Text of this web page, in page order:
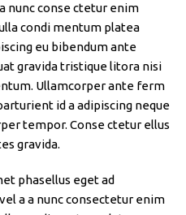
nunc conse ctetur enim
condi mentum platea
eu bibendum ante
gravida tristique litora nisi
Ullamcorper ante ferm
id a adipiscing neque
tempor. Conse ctetur ellus
gravida.
phasellus eget ad
a a nunc consectetur enim